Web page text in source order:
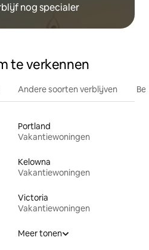
nog specialer
te verkennen
Andere soorten verblijven
Portland
Vakantiewoningen
Kelowna
Vakantiewoningen
Victoria
Vakantiewoningen
Meer tonen